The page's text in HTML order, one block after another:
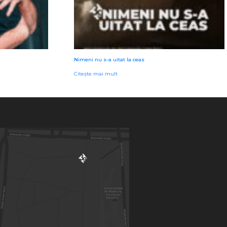
Nimeni nu s-a uitat la ceas
Citește mai mult